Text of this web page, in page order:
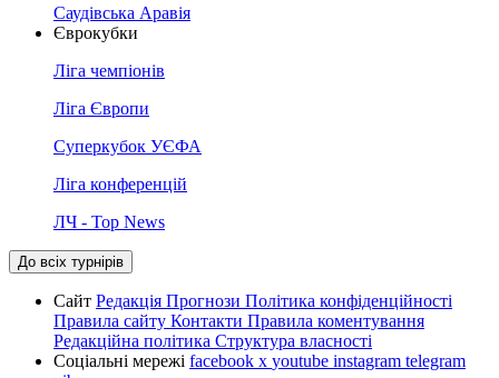
Саудівська Аравія
Єврокубки
Ліга чемпіонів
Ліга Європи
Суперкубок УЄФА
Ліга конференцій
ЛЧ - Top News
До всіх турнірів
Сайт Редакція Прогнози Політика конфіденційності
Правила сайту Контакти Правила коментування
Редакційна політика Структура власності
Соціальні мережі facebook x youtube instagram telegram